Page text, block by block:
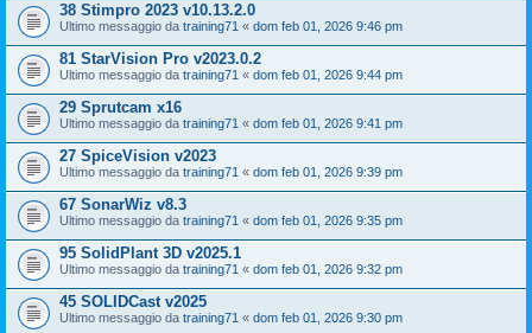
38 Stimpro 2023 v10.13.2.0
Ultimo messaggio da training71 « dom feb 01, 2026 9:46 pm
81 StarVision Pro v2023.0.2
Ultimo messaggio da training71 « dom feb 01, 2026 9:44 pm
29 Sprutcam x16
Ultimo messaggio da training71 « dom feb 01, 2026 9:41 pm
27 SpiceVision v2023
Ultimo messaggio da training71 « dom feb 01, 2026 9:39 pm
67 SonarWiz v8.3
Ultimo messaggio da training71 « dom feb 01, 2026 9:35 pm
95 SolidPlant 3D v2025.1
Ultimo messaggio da training71 « dom feb 01, 2026 9:32 pm
45 SOLIDCast v2025
Ultimo messaggio da training71 « dom feb 01, 2026 9:30 pm